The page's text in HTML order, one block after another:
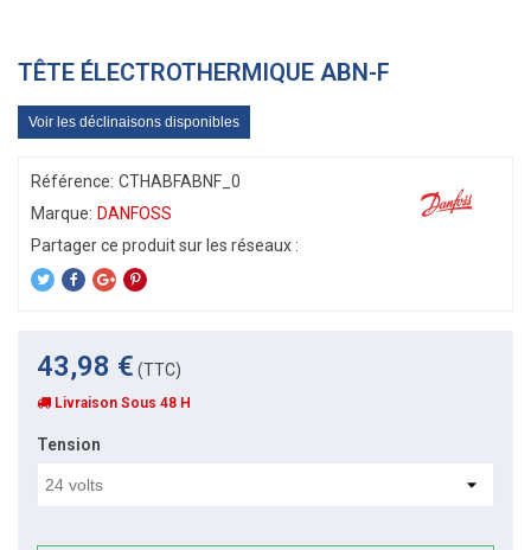
TÊTE ÉLECTROTHERMIQUE ABN-F
Voir les déclinaisons disponibles
Référence: CTHABFABNF_0
Marque: DANFOSS
43,98 € (TTC)
Livraison Sous 48 H
Tension